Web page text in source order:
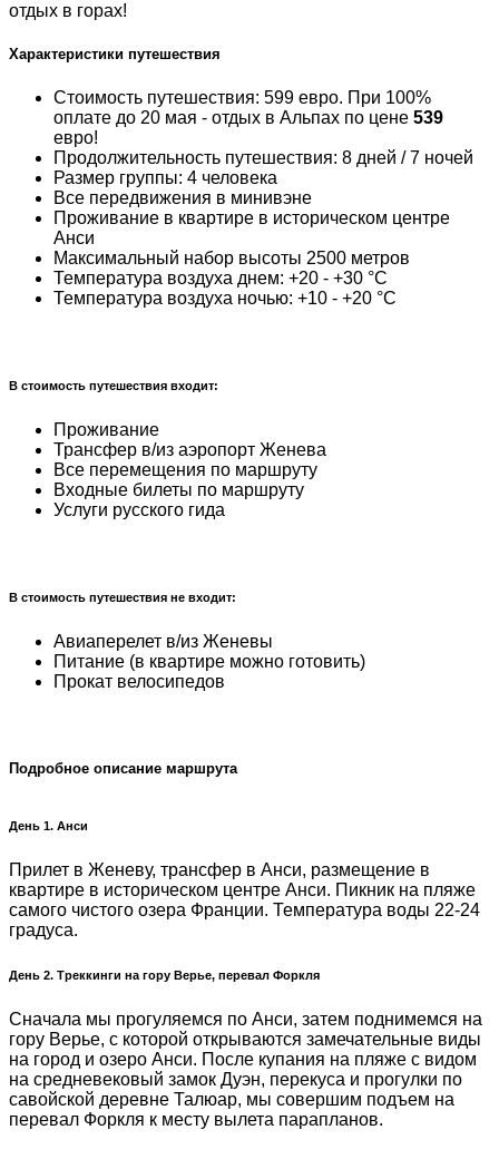
отдых в горах!
Характеристики путешествия
Стоимость путешествия: 599 евро. При 100%
оплате до 20 мая - отдых в Альпах по цене 539
евро!
Продолжительность путешествия: 8 дней / 7 ночей
Размер группы: 4 человека
Все передвижения в минивэне
Проживание в квартире в историческом центре
Анси
Максимальный набор высоты 2500 метров
Температура воздуха днем: +20 - +30 °С
Температура воздуха ночью: +10 - +20 °С
В стоимость путешествия входит:
Проживание
Трансфер в/из аэропорт Женева
Все перемещения по маршруту
Входные билеты по маршруту
Услуги русского гида
В стоимость путешествия не входит:
Авиаперелет в/из Женевы
Питание (в квартире можно готовить)
Прокат велосипедов
Подробное описание маршрута
День 1. Анси
Прилет в Женеву, трансфер в Анси, размещение в
квартире в историческом центре Анси. Пикник на пляже
самого чистого озера Франции. Температура воды 22-24
градуса.
День 2. Треккинги на гору Верье, перевал Форкля
Сначала мы прогуляемся по Анси, затем поднимемся на
гору Верье, с которой открываются замечательные виды
на город и озеро Анси. После купания на пляже с видом
на средневековый замок Дуэн, перекуса и прогулки по
савойской деревне Талюар, мы совершим подъем на
перевал Форкля к месту вылета парапланов.